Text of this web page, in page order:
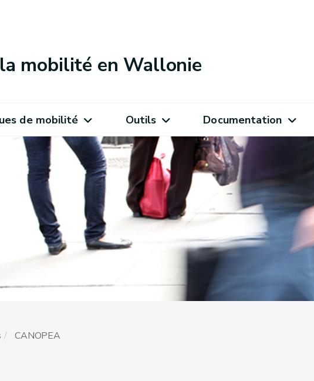
mobilité en Wallonie
de mobilité Outils Documentation
CANOPEA